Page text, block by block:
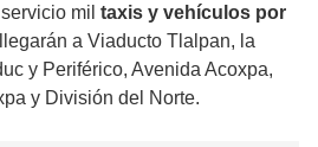
mil taxis y vehículos por
a Viaducto Tlalpan, la
y Periférico, Avenida Acoxpa,
y División del Norte.